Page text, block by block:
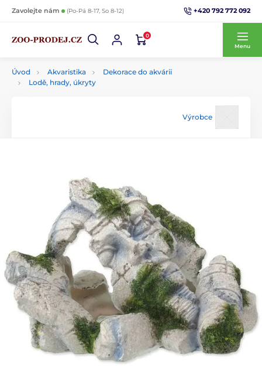
Zavolejte nám (Po-Pá 8-17, So 8-12) +420 792 772 092
0
Menu
Úvod Akvaristika
Dekorace do akvárii
Lodě, hrady, úkryty
Výrobce